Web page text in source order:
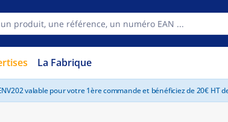
La Fabrique
valable pour votre 1ère commande et bénéficiez de 20€ HT